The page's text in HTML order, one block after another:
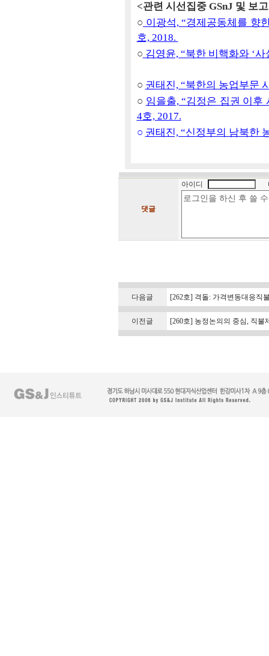
<관련 시선집중 GSnJ 및 보
○ 이광석, “경제공동체를 향
호, 2018.
○ 김영윤, “북한 비핵화와 ‘
○ 권태진, “북한의 농업부문
○ 임을출, “김정은 집권 이후
4호, 2017.
○ 권태진, “신정부의 남북한
댓글
아이디
다음글 [262호] 격돌: 가격변동대응직
이전글 [260호] 농정논의의 중심, 직불